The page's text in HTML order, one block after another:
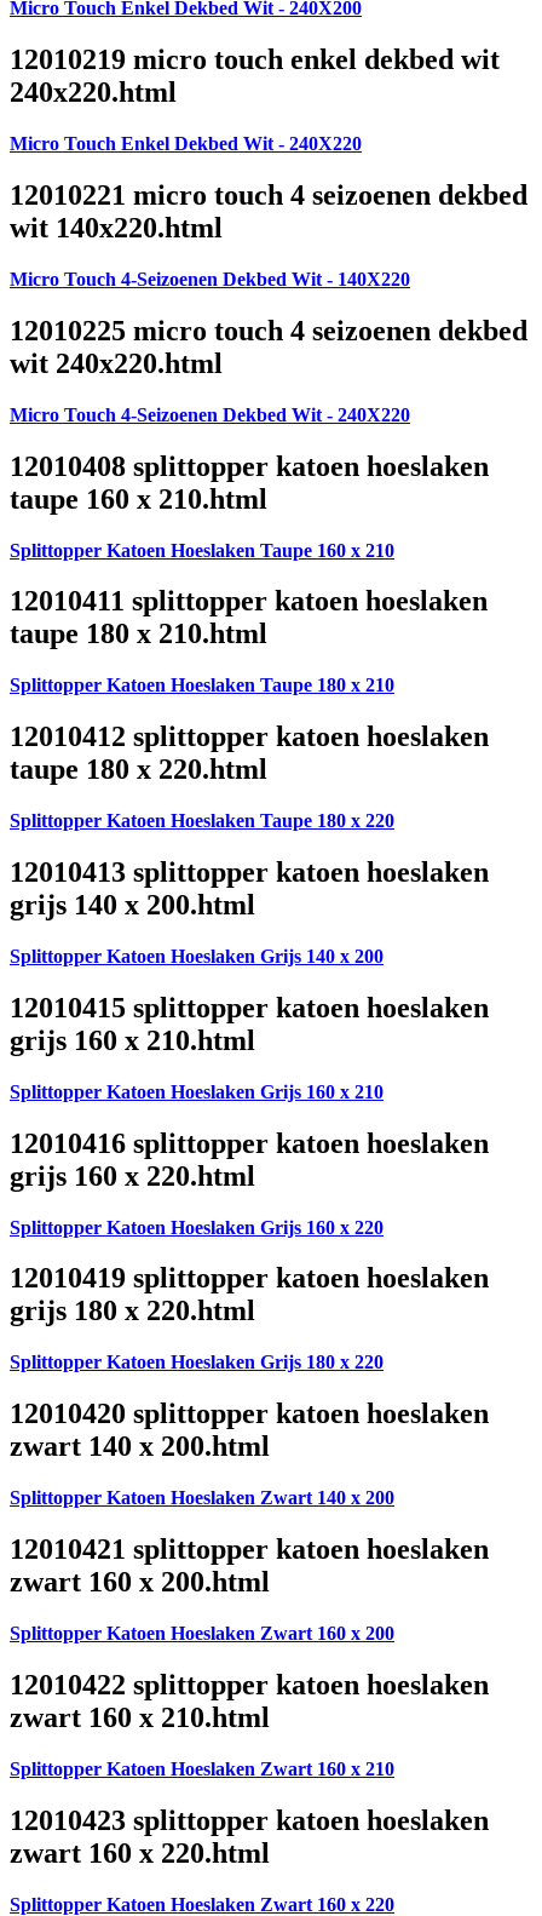
Micro Touch Enkel Dekbed Wit - 240X200
12010219 micro touch enkel dekbed wit
240x220.html
Micro Touch Enkel Dekbed Wit - 240X220
12010221 micro touch 4 seizoenen dekbed
wit 140x220.html
Micro Touch 4-Seizoenen Dekbed Wit - 140X220
12010225 micro touch 4 seizoenen dekbed
wit 240x220.html
Micro Touch 4-Seizoenen Dekbed Wit - 240X220
12010408 splittopper katoen hoeslaken
taupe 160 x 210.html
Splittopper Katoen Hoeslaken Taupe 160 x 210
12010411 splittopper katoen hoeslaken
taupe 180 x 210.html
Splittopper Katoen Hoeslaken Taupe 180 x 210
12010412 splittopper katoen hoeslaken
taupe 180 x 220.html
Splittopper Katoen Hoeslaken Taupe 180 x 220
12010413 splittopper katoen hoeslaken
grijs 140 x 200.html
Splittopper Katoen Hoeslaken Grijs 140 x 200
12010415 splittopper katoen hoeslaken
grijs 160 x 210.html
Splittopper Katoen Hoeslaken Grijs 160 x 210
12010416 splittopper katoen hoeslaken
grijs 160 x 220.html
Splittopper Katoen Hoeslaken Grijs 160 x 220
12010419 splittopper katoen hoeslaken
grijs 180 x 220.html
Splittopper Katoen Hoeslaken Grijs 180 x 220
12010420 splittopper katoen hoeslaken
zwart 140 x 200.html
Splittopper Katoen Hoeslaken Zwart 140 x 200
12010421 splittopper katoen hoeslaken
zwart 160 x 200.html
Splittopper Katoen Hoeslaken Zwart 160 x 200
12010422 splittopper katoen hoeslaken
zwart 160 x 210.html
Splittopper Katoen Hoeslaken Zwart 160 x 210
12010423 splittopper katoen hoeslaken
zwart 160 x 220.html
Splittopper Katoen Hoeslaken Zwart 160 x 220